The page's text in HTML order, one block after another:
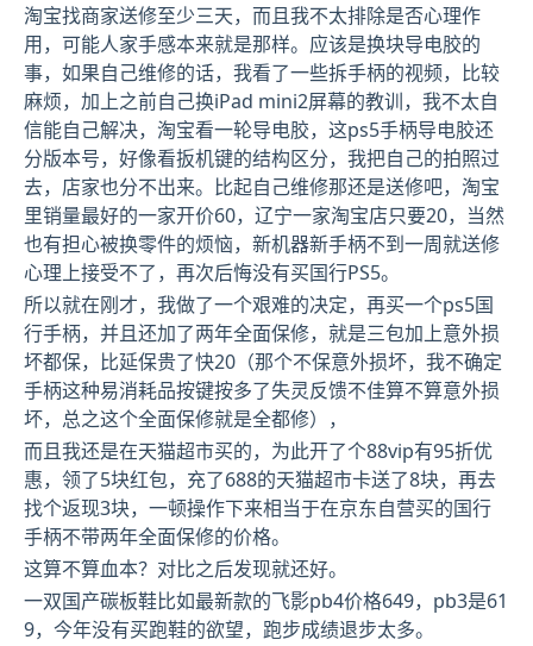
淘宝找商家送修至少三天，而且我不太排除是否心理作
用，可能人家手感本来就是那样。应该是换块导电胶的
事，如果自己维修的话，我看了一些拆手柄的视频，比较
麻烦，加上之前自己换iPad mini2屏幕的教训，我不太自
信能自己解决，淘宝看一轮导电胶，这ps5手柄导电胶还
分版本号，好像看扳机键的结构区分，我把自己的拍照过
去，店家也分不出来。比起自己维修那还是送修吧，淘宝
里销量最好的一家开价60，辽宁一家淘宝店只要20，当然
也有担心被换零件的烦恼，新机器新手柄不到一周就送修
心理上接受不了，再次后悔没有买国行PS5。
所以就在刚才，我做了一个艰难的决定，再买一个ps5国
行手柄，并且还加了两年全面保修，就是三包加上意外损
坏都保，比延保贵了快20（那个不保意外损坏，我不确定
手柄这种易消耗品按键按多了失灵反馈不佳算不算意外损
坏，总之这个全面保修就是全都修），
而且我还是在天猫超市买的，为此开了个88vip有95折优
惠，领了5块红包，充了688的天猫超市卡送了8块，再去
找个返现3块，一顿操作下来相当于在京东自营买的国行
手柄不带两年全面保修的价格。
这算不算血本？对比之后发现就还好。
一双国产碳板鞋比如最新款的飞影pb4价格649，pb3是61
9，今年没有买跑鞋的欲望，跑步成绩退步太多。